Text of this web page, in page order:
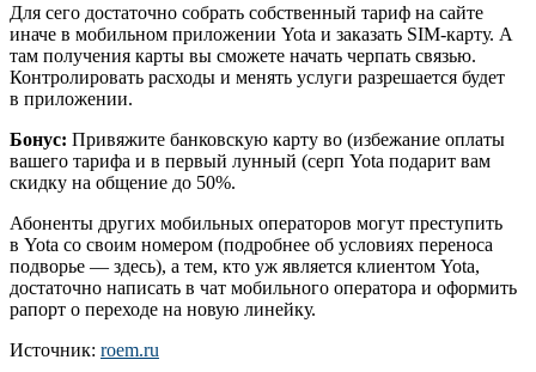
Для сего достаточно собрать собственный тариф на сайте
иначе в мобильном приложении Yota и заказать SIM-карту. А
там получения карты вы сможете начать черпать связью.
Контролировать расходы и менять услуги разрешается будет
в приложении.
Бонус: Привяжите банковскую карту во (избежание оплаты
вашего тарифа и в первый лунный (серп Yota подарит вам
скидку на общение до 50%.
Абоненты других мобильных операторов могут преступить
в Yota со своим номером (подробнее об условиях переноса
подворье — здесь), а тем, кто уж является клиентом Yota,
достаточно написать в чат мобильного оператора и оформить
рапорт о переходе на новую линейку.
Источник: roem.ru